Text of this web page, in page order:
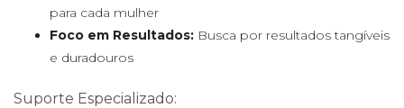
para cada mulher
Foco em Resultados: Busca por resultados tangíveis
e duradouros
Suporte Especializado: